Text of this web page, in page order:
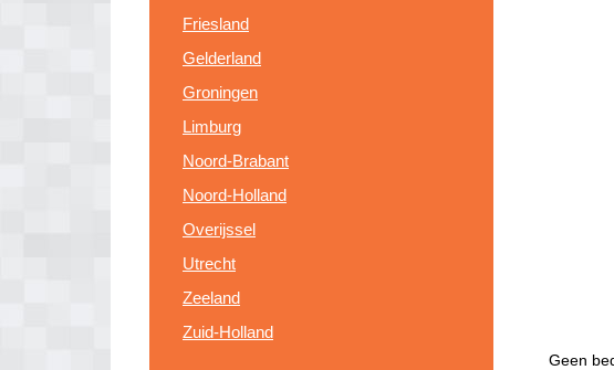
Friesland
Gelderland
Groningen
Limburg
Noord-Brabant
Noord-Holland
Overijssel
Utrecht
Zeeland
Zuid-Holland
Geen